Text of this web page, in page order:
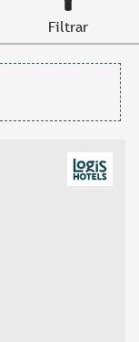
Filtrar